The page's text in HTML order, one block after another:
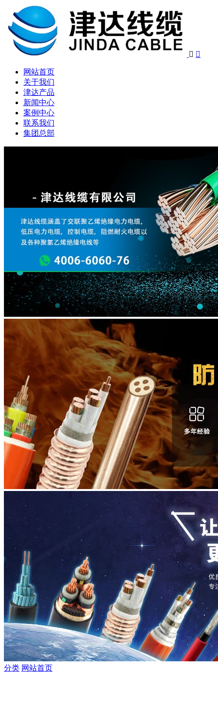
 
网站首页
关于我们
津达产品
新闻中心
案例中心
联系我们
集团总部
分类 网站首页